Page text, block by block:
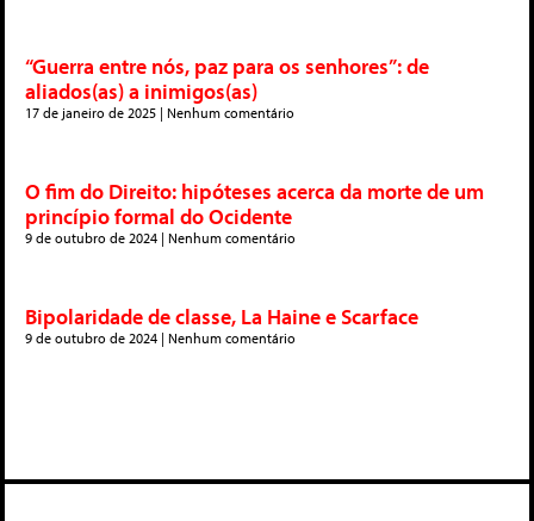
“Guerra entre nós, paz para os senhores”: de
aliados(as) a inimigos(as)
17 de janeiro de 2025 Nenhum comentário
O fim do Direito: hipóteses acerca da morte de um
princípio formal do Ocidente
9 de outubro de 2024 Nenhum comentário
Bipolaridade de classe, La Haine e Scarface
9 de outubro de 2024 Nenhum comentário